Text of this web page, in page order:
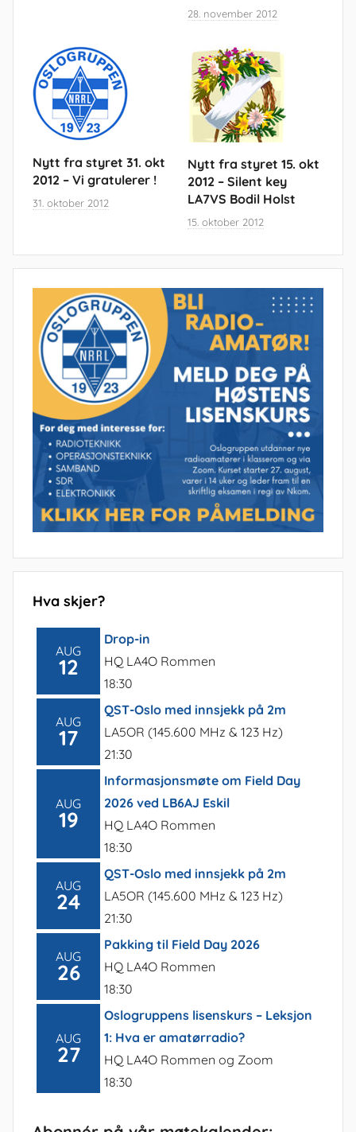
28. november 2012
Nytt fra styret 31. okt
2012 – Vi gratulerer !
31. oktober 2012
Nytt fra styret 15. okt
2012 – Silent key
LA7VS Bodil Holst
15. oktober 2012
Hva skjer?
AUG
12
Drop-in
HQ LA4O Rommen
18:30
AUG
17
QST-Oslo med innsjekk på 2m
LA5OR (145.600 MHz & 123 Hz)
21:30
AUG
19
Informasjonsmøte om Field Day
2026 ved LB6AJ Eskil
HQ LA4O Rommen
18:30
AUG
24
QST-Oslo med innsjekk på 2m
LA5OR (145.600 MHz & 123 Hz)
21:30
AUG
26
Pakking til Field Day 2026
HQ LA4O Rommen
18:30
AUG
27
Oslogruppens lisenskurs – Leksjon
1: Hva er amatørradio?
HQ LA4O Rommen og Zoom
18:30